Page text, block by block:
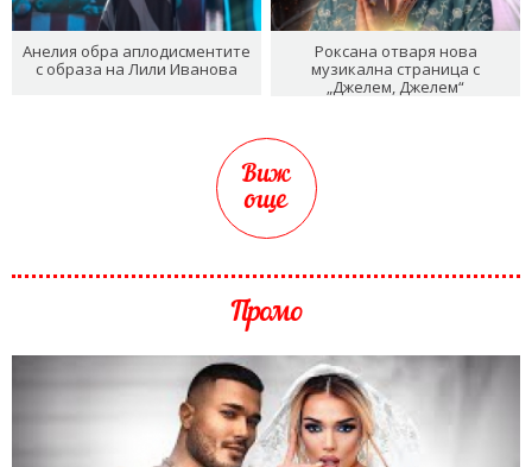
Анелия обра аплодисментите
с образа на Лили Иванова
Роксана отваря нова
музикална страница с
„Джелем, Джелем“
Виж
още
Промо